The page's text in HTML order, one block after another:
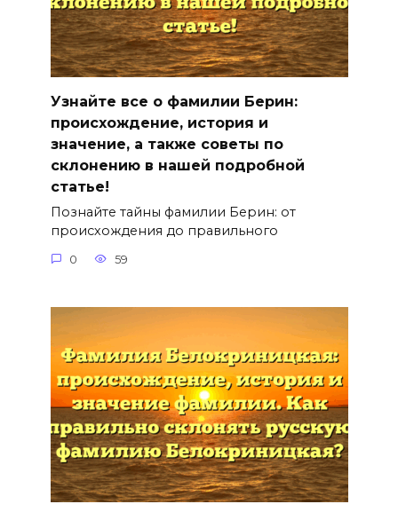
Узнайте все о фамилии Берин:
происхождение, история и
значение, а также советы по
склонению в нашей подробной
статье!
Познайте тайны фамилии Берин: от
происхождения до правильного
0 59